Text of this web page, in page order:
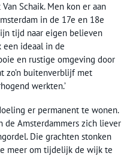
Schaik. Men kon er aan
in de 17e en 18e
tijd naar eigen believen
een ideaal in de
en rustige omgeving door
zo’n buitenverblijf met
werkten.’
er permanent te wonen.
de Amsterdammers zich liever
Die grachten stonken
meer om tijdelijk de wijk te